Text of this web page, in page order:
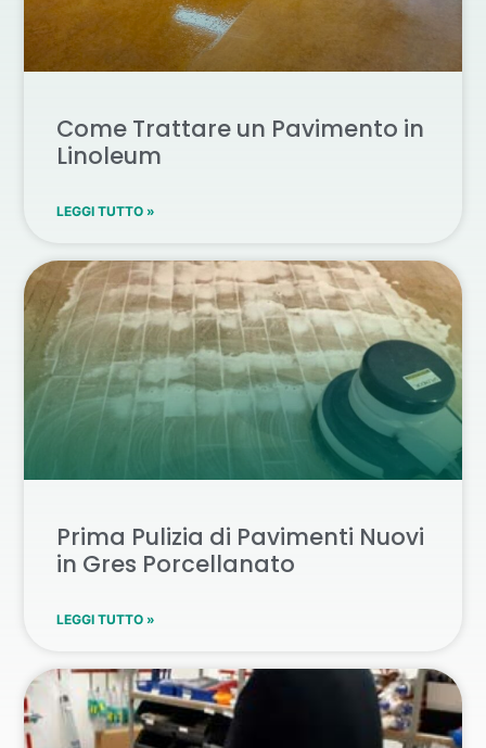
Come Trattare un Pavimento in
Linoleum
LEGGI TUTTO »
Prima Pulizia di Pavimenti Nuovi
in Gres Porcellanato
LEGGI TUTTO »